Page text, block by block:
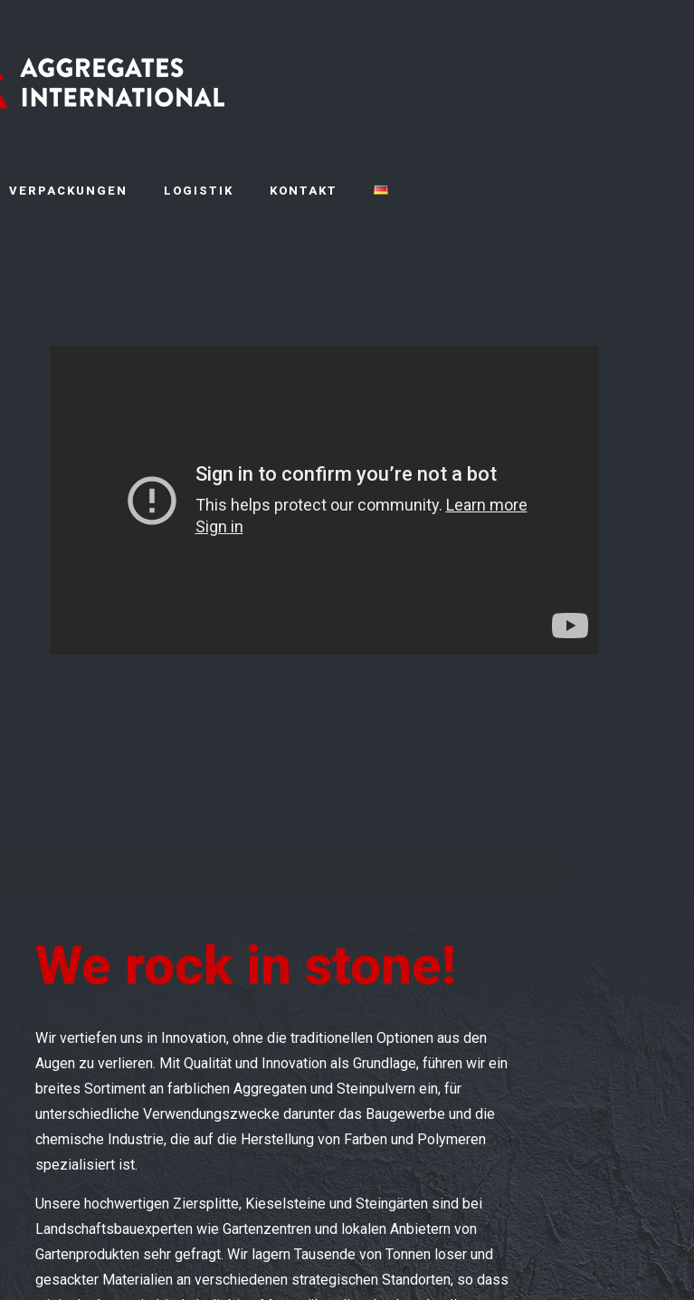
VERPACKUNGEN LOGISTIK KONTAKT
We rock in stone!
Wir vertiefen uns in Innovation, ohne die traditionellen Optionen aus den
Augen zu verlieren. Mit Qualität und Innovation als Grundlage, führen wir ein
breites Sortiment an farblichen Aggregaten und Steinpulvern ein, für
unterschiedliche Verwendungszwecke darunter das Baugewerbe und die
chemische Industrie, die auf die Herstellung von Farben und Polymeren
spezialisiert ist.
Unsere hochwertigen Ziersplitte, Kieselsteine und Steingärten sind bei
Landschaftsbauexperten wie Gartenzentren und lokalen Anbietern von
Gartenprodukten sehr gefragt. Wir lagern Tausende von Tonnen loser und
gesackter Materialien an verschiedenen strategischen Standorten, so dass